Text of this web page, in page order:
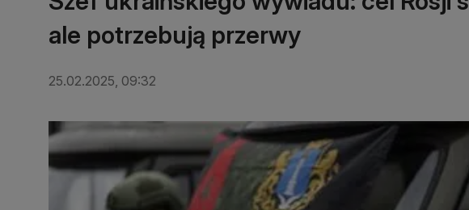
ale potrzebują przerwy
25.02.2025, 09:32